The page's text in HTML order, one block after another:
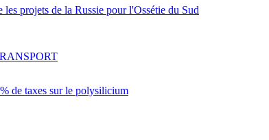
les projets de la Russie pour l'Ossétie du Sud
de taxes sur le polysilicium